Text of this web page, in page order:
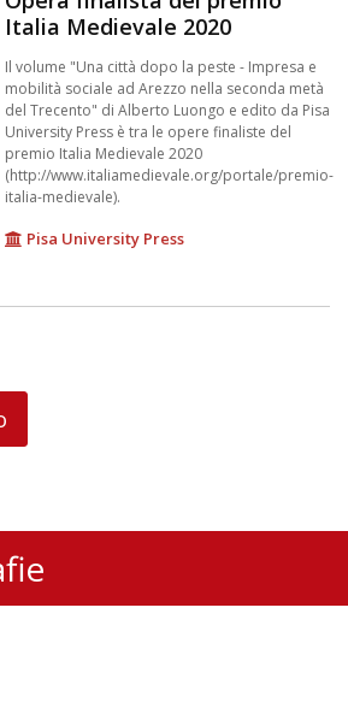
Italia Medievale 2020
Il volume "Una città dopo la peste - Impresa e
mobilità sociale ad Arezzo nella seconda metà
del Trecento" di Alberto Luongo e edito da Pisa
University Press è tra le opere finaliste del
premio Italia Medievale 2020
(http://www.italiamedievale.org/portale/premio-
italia-medievale).
Pisa University Press